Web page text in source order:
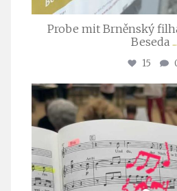
Probe mit Brněnský
Beseda ...
15
Juli 23